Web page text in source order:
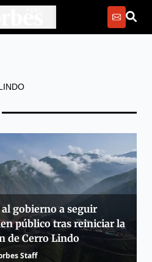
gobierno a seguir
público tras reiniciar la
de Cerro Lindo
Staff